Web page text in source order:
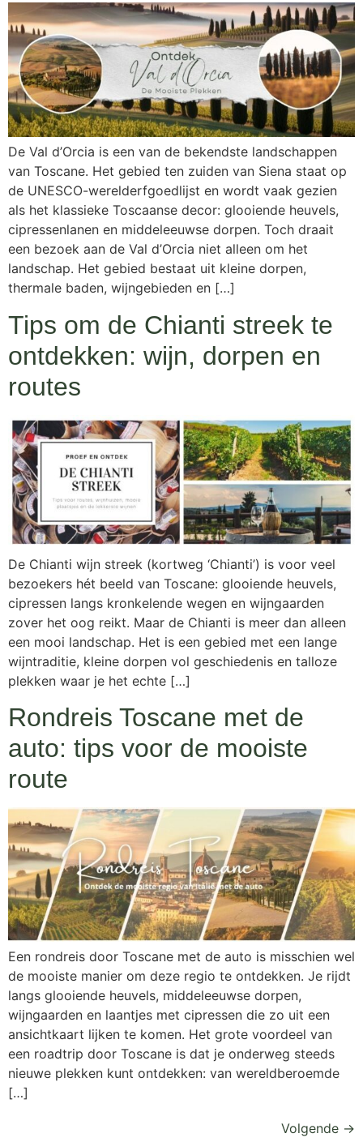
De Val d’Orcia is een van de bekendste landschappen
van Toscane. Het gebied ten zuiden van Siena staat op
de UNESCO-werelderfgoedlijst en wordt vaak gezien
als het klassieke Toscaanse decor: glooiende heuvels,
cipressenlanen en middeleeuwse dorpen. Toch draait
een bezoek aan de Val d’Orcia niet alleen om het
landschap. Het gebied bestaat uit kleine dorpen,
thermale baden, wijngebieden en […]
Tips om de Chianti streek te
ontdekken: wijn, dorpen en
routes
De Chianti wijn streek (kortweg ‘Chianti’) is voor veel
bezoekers hét beeld van Toscane: glooiende heuvels,
cipressen langs kronkelende wegen en wijngaarden
zover het oog reikt. Maar de Chianti is meer dan alleen
een mooi landschap. Het is een gebied met een lange
wijntraditie, kleine dorpen vol geschiedenis en talloze
plekken waar je het echte […]
Rondreis Toscane met de
auto: tips voor de mooiste
route
Een rondreis door Toscane met de auto is misschien wel
de mooiste manier om deze regio te ontdekken. Je rijdt
langs glooiende heuvels, middeleeuwse dorpen,
wijngaarden en laantjes met cipressen die zo uit een
ansichtkaart lijken te komen. Het grote voordeel van
een roadtrip door Toscane is dat je onderweg steeds
nieuwe plekken kunt ontdekken: van wereldberoemde
[…]
Volgende →